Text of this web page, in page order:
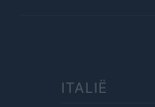
ITALIË